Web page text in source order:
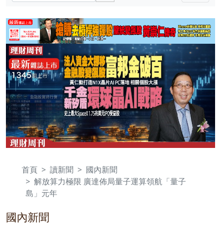
首頁 讀新聞
國內新聞
解放算力極限 廣達佈局量子運算領航「量子
島」元年
國內新聞